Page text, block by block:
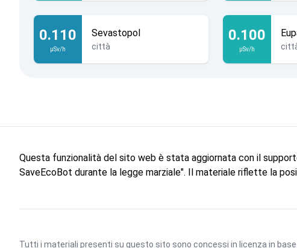
0.110
µSv/h
Sevastopol
città
0.100
µSv/h
Questa funzionalità del sito web è stata aggiornata con il
SaveEcoBot durante la legge marziale". Il materiale riflette la
Tutti i materiali presenti su questo sito sono concessi in licenza in base